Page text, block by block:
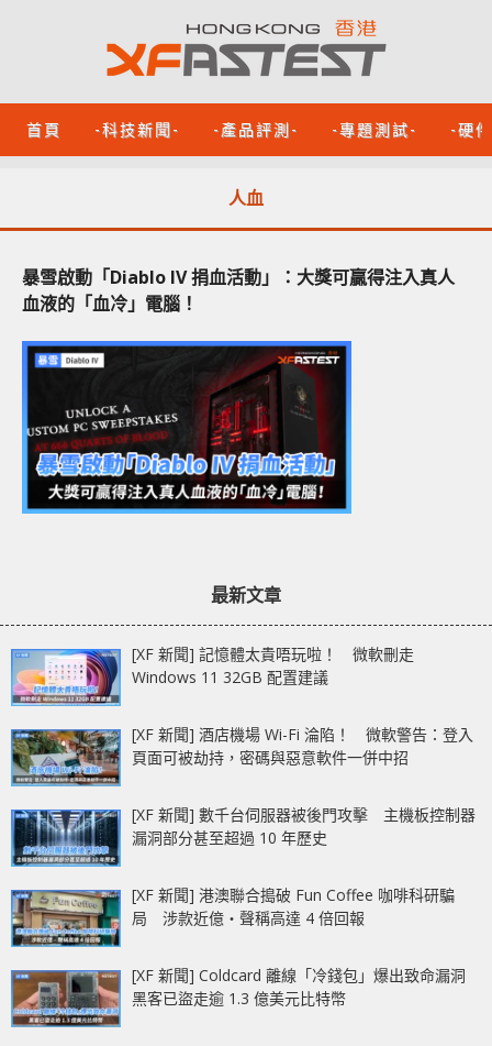
首頁 -科技新聞- -產品評測- -專題測試- -硬
人血
暴雪啟動「Diablo IV 捐血活動」：大獎可贏得注入真人
血液的「血冷」電腦！
最新文章
[XF 新聞] 記憶體太貴唔玩啦！ 微軟刪走
Windows 11 32GB 配置建議
[XF 新聞] 酒店機場 Wi-Fi 淪陷！ 微軟警告：登入
頁面可被劫持，密碼與惡意軟件一併中招
[XF 新聞] 數千台伺服器被後門攻擊 主機板控制器
漏洞部分甚至超過 10 年歷史
[XF 新聞] 港澳聯合搗破 Fun Coffee 咖啡科研騙
局 涉款近億‧聲稱高達 4 倍回報
[XF 新聞] Coldcard 離線「冷錢包」爆出致命漏洞
黑客已盜走逾 1.3 億美元比特幣